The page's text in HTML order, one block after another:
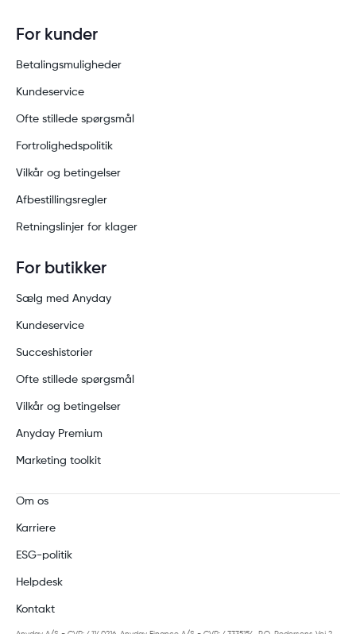
For kunder
Betalingsmuligheder
Kundeservice
Ofte stillede spørgsmål
Fortrolighedspolitik
Vilkår og betingelser
Afbestillingsregler
Retningslinjer for klager
For butikker
Sælg med Anyday
Kundeservice
Succeshistorier
Ofte stillede spørgsmål
Vilkår og betingelser
Anyday Premium
Marketing toolkit
Om os
Karriere
ESG-politik
Helpdesk
Kontakt